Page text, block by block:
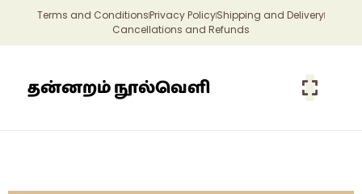
Terms and ConditionsPrivacy PolicyShipping and Delivery
Cancellations and Refunds
தன்னறம் நூல்வெளி